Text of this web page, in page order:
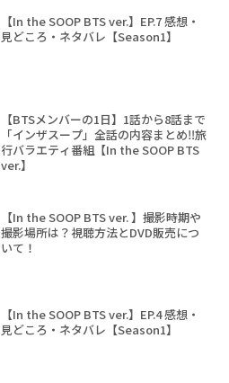
【In the SOOP BTS ver.】EP.7 感想・
見どころ・ネタバレ【Season1】
【BTSメンバーの1日】1話から8話まで
「インザスープ」全話の内容まとめ‼旅
行バラエティ番組【In the SOOP BTS
ver.】
【In the SOOP BTS ver. 】撮影時期や
撮影場所は？視聴方法とDVD販売につ
いて！
【In the SOOP BTS ver.】EP.4 感想・
見どころ・ネタバレ【Season1】